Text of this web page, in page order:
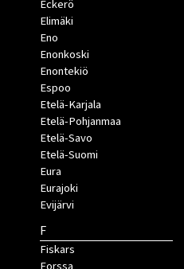
Eckerö
Elimäki
Eno
Enonkoski
Enontekiö
Espoo
Etelä-Karjala
Etelä-Pohjanmaa
Etelä-Savo
Etelä-Suomi
Eura
Eurajoki
Evijärvi
F
Fiskars